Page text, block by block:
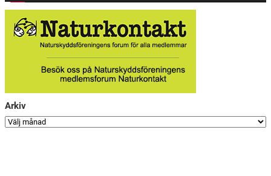
Arkiv